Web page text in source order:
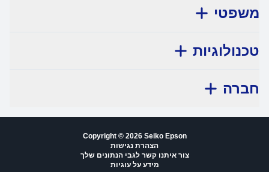
משפטי
טכנולוגיות
חברה
Copyright © 2026 Seiko Epson
הצהרת נגישות
צור איתנו קשר לגבי הנתונים שלך
מידע על עוגיות